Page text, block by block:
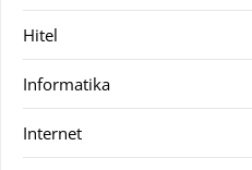
Hitel
Informatika
Internet